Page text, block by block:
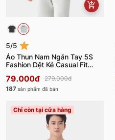
5/5
Áo Thun Nam Ngắn Tay 5S
Fashion Dệt Kẻ Casual Fit
79.000đ
279.000đ
187 sản phẩm đã bán
Chỉ còn tại cửa hàng